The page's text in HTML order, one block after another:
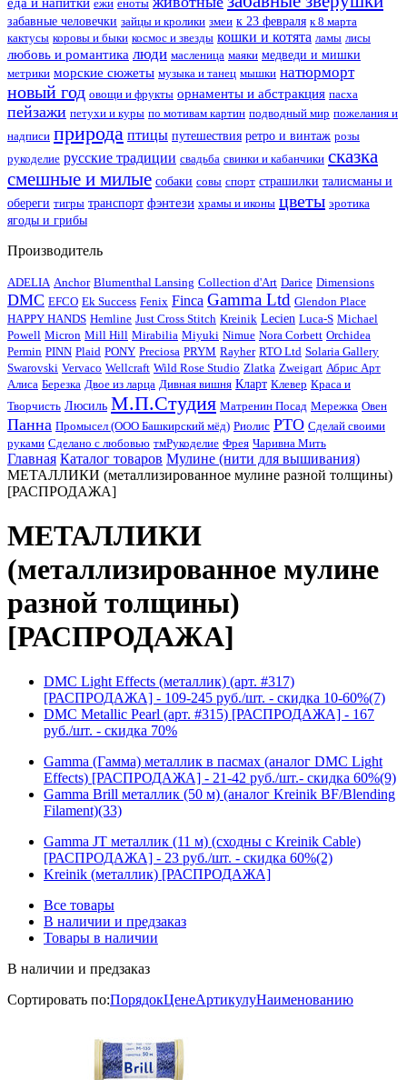
ежи еноты
забавные человечки зайцы и кролики змеи к 23 февраля к 8 марта
кактусы коровы и быки космос и звезды кошки и котята ламы лисы
любовь и романтика люди масленица маяки медведи и мишки
метрики морские сюжеты музыка и танец мышки натюрморт
новый год овощи и фрукты орнаменты и абстракция пасха
пейзажи петухи и куры по мотивам картин подводный мир пожелания и
надписи природа птицы путешествия ретро и винтаж розы
рукоделие русские традиции свадьба свинки и кабанчики сказка
смешные и милые собаки совы спорт страшилки талисманы и
обереги тигры транспорт фэнтези храмы и иконы цветы эротика
ягоды и грибы
Производитель
ADELIA Anchor Blumenthal Lansing Collection d'Art Darice Dimensions
DMC EFCO Ek Success Fenix Finca Gamma Ltd Glendon Place
HAPPY HANDS Hemline Just Cross Stitch Kreinik Lecien Luca-S Michael
Powell Micron Mill Hill Mirabilia Miyuki Nimue Nora Corbett Orchidea
Permin PINN Plaid PONY Preciosa PRYM Rayher RTO Ltd Solaria Gallery
Swarovski Vervaco Wellcraft Wild Rose Studio Zlatka Zweigart Абрис Арт
Алиса Березка Двое из ларца Дивная вишня Кларт Клевер Краса и
Творчисть Люсиль М.П.Студия Матренин Посад Мережка Овен
Панна Промысел (ООО Башкирский мёд) Риолис РТО Сделай своими
руками Сделано с любовью тмРукоделиe Фрея Чаривна Мить
Главная Каталог товаров Мулине (нити для вышивания)
МЕТАЛЛИКИ (металлизированное мулине разной толщины)
[РАСПРОДАЖА]
МЕТАЛЛИКИ
(металлизированное мулине
разной толщины)
[РАСПРОДАЖА]
DMC Light Effects (металлик) (арт. #317)
[РАСПРОДАЖА] - 109-245 руб./шт. - скидка 10-60%(7)
DMC Metallic Pearl (арт. #315) [РАСПРОДАЖА] - 167
руб./шт. - скидка 70%
Gamma (Гамма) металлик в пасмах (аналог DMC Light
Effects) [РАСПРОДАЖА] - 21-42 руб./шт.- скидка 60%(9)
Gamma Brill металлик (50 м) (аналог Kreinik BF/Blending
Filament)(33)
Gamma JT металлик (11 м) (сходны с Kreinik Cable)
[РАСПРОДАЖА] - 23 руб./шт. - скидка 60%(2)
Kreinik (металлик) [РАСПРОДАЖА]
Все товары
В наличии и предзаказ
Товары в наличии
В наличии и предзаказ
Сортировать по:ПорядокЦенеАртикулуНаименованию